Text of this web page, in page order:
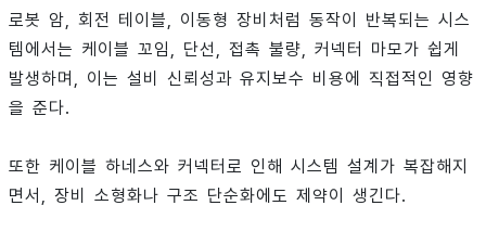
로봇 암, 회전 테이블, 이동형 장비처럼 동작이 반복되는 시스
템에서는 케이블 꼬임, 단선, 접촉 불량, 커넥터 마모가 쉽게
발생하며, 이는 설비 신뢰성과 유지보수 비용에 직접적인 영향
을 준다.
또한 케이블 하네스와 커넥터로 인해 시스템 설계가 복잡해지
면서, 장비 소형화나 구조 단순화에도 제약이 생긴다.